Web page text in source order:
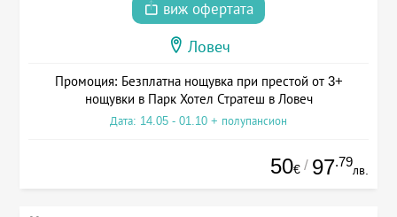
виж офертата
Ловеч
Промоция: Безплатна нощувка при престой от 3+
нощувки в Парк Хотел Стратеш в Ловеч
Дата: 14.05 - 01.10 + полупансион
50€ / 97.79
лв.